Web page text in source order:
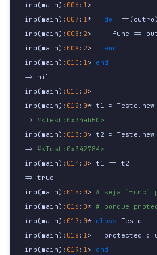
irb (main): 006 : 1>
irb (main): 007 : 1* def == (outro)
irb (main): 008 : 2> func ==
irb (main): 009 : 2>
end
irb (main): 010 : 1>
end
=>
nil
irb (main): 011 : 0>
irb (main): 012 : 0* t1 = Teste . new
=> #<Test:0x34ab50>
irb (main): 013 : 0> t2 = Teste . new
=> #<Test:0x342784>
irb (main): 014 : 0> t1 == t2
=> true
irb (main): 015 : 0> # seja `func`
irb (main): 016 : 0* # porque
irb (main): 017 : 0* class Teste
irb (main): 018 : 1> protected
irb (main): 019 : 1>
end